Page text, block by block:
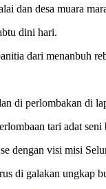
dan desa muara
dini hari.
dari menanbuh
di perlombakan di
tari adat
dengan visi misi
di galakan